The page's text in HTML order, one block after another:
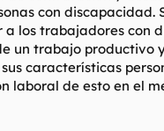
con discapacidad.
a los trabajadores con
un trabajo productivo
características
laboral de esto en el